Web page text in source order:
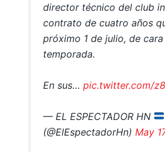
director técnico del club
contrato de cuatro años
próximo 1 de julio, de
temporada.
En sus… pic.twitter.com/
— EL ESPECTADOR HN
(@ElEspectadorHn) May